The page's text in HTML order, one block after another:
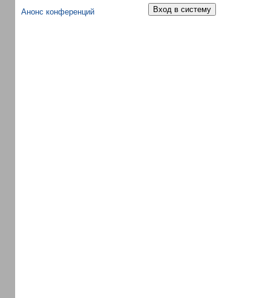
Анонс конференций